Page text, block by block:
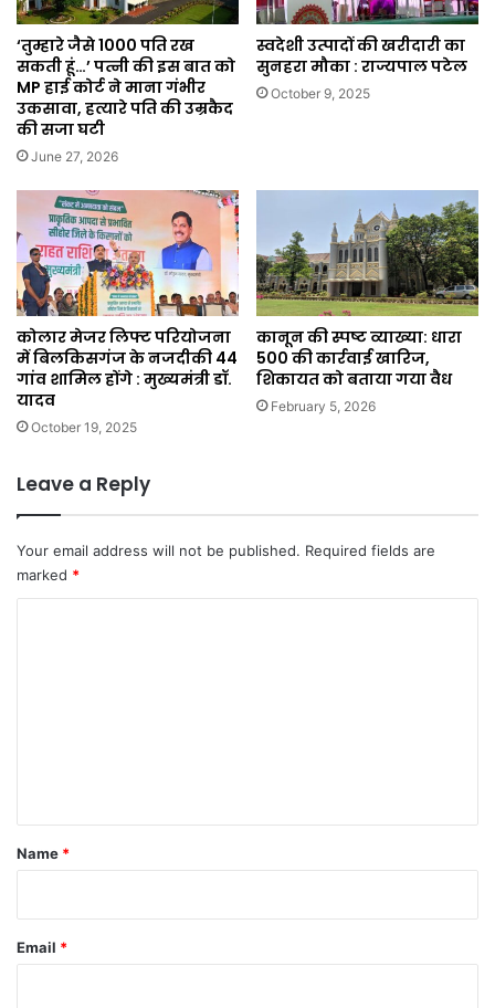
‘तुम्हारे जैसे 1000 पति रख
सकती हूं…’ पत्नी की इस बात को
MP हाई कोर्ट ने माना गंभीर
उकसावा, हत्यारे पति की उम्रकैद
की सजा घटी
June 27, 2026
स्वदेशी उत्पादों की खरीदारी का
सुनहरा मौका : राज्यपाल पटेल
October 9, 2025
कोलार मेजर लिफ्ट परियोजना
में बिलकिसगंज के नजदीकी 44
गांव शामिल होंगे : मुख्यमंत्री डॉ.
यादव
October 19, 2025
कानून की स्पष्ट व्याख्या: धारा
500 की कार्रवाई खारिज,
शिकायत को बताया गया वैध
February 5, 2026
Leave a Reply
Your email address will not be published. Required fields are
marked *
*
Name *
Email *